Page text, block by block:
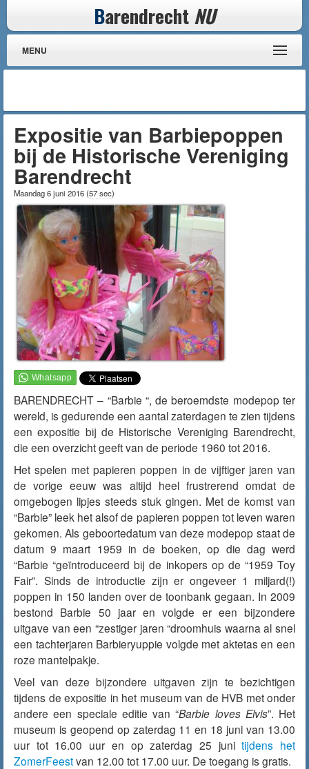
Barendrecht NU
MENU
Expositie van Barbiepoppen
bij de Historische Vereniging
Barendrecht
Maandag 6 juni 2016(57 sec)
BARENDRECHT – “Barbie “, de beroemdste modepop ter
wereld, is gedurende een aantal zaterdagen te zien tijdens
een expositie bij de Historische Vereniging Barendrecht,
die een overzicht geeft van de periode 1960 tot 2016.
Het spelen met papieren poppen in de vijftiger jaren van
de vorige eeuw was altijd heel frustrerend omdat de
omgebogen lipjes steeds stuk gingen. Met de komst van
“Barbie” leek het alsof de papieren poppen tot leven waren
gekomen. Als geboortedatum van deze modepop staat de
datum 9 maart 1959 in de boeken, op die dag werd
“Barbie “geïntroduceerd bij de inkopers op de “1959 Toy
Fair”. Sinds de introductie zijn er ongeveer 1 miljard(!)
poppen in 150 landen over de toonbank gegaan. In 2009
bestond Barbie 50 jaar en volgde er een bijzondere
uitgave van een “zestiger jaren “droomhuis waarna al snel
een tachterjaren Barbieryuppie volgde met aktetas en een
roze mantelpakje.
Veel van deze bijzondere uitgaven zijn te bezichtigen
tijdens de expositie in het museum van de HVB met onder
andere een speciale editie van “Barbie loves Elvis”. Het
museum is geopend op zaterdag 11 en 18 juni van 13.00
uur tot 16.00 uur en op zaterdag 25 junitijdens het
ZomerFeestvan 12.00 tot 17.00 uur. De toegang is gratis.